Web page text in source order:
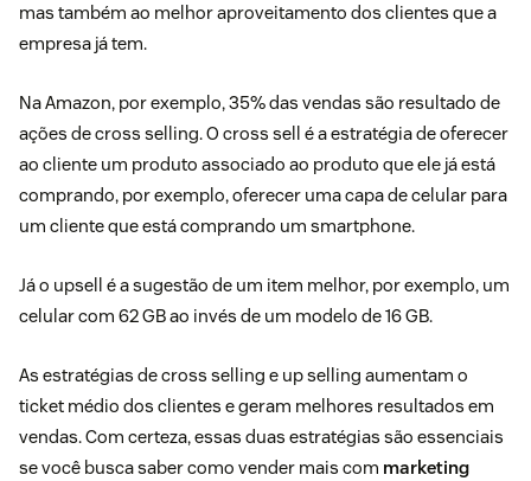
mas também ao melhor aproveitamento dos clientes que a
empresa já tem.
Na Amazon, por exemplo, 35% das vendas são resultado de
ações de cross selling. O cross sell é a estratégia de oferecer
ao cliente um produto associado ao produto que ele já está
comprando, por exemplo, oferecer uma capa de celular para
um cliente que está comprando um smartphone.
Já o upsell é a sugestão de um item melhor, por exemplo, um
celular com 62 GB ao invés de um modelo de 16 GB.
As estratégias decross selling e up selling aumentam o
ticket médio dos clientes e geram melhores resultados em
vendas. Com certeza, essas duas estratégias são essenciais
se você busca saber como vender mais com marketing